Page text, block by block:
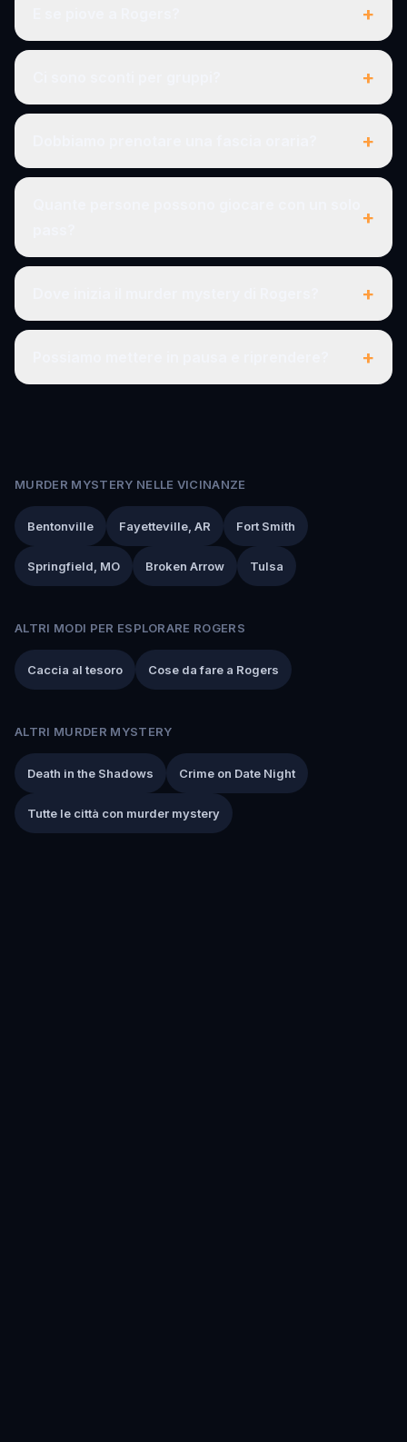
+
+
+
+
+
+
MURDER MYSTERY NELLE VICINANZE
Bentonville Fayetteville, AR Fort Smith
Springfield, MO Broken Arrow Tulsa
ALTRI MODI PER ESPLORARE ROGERS
Caccia al tesoro Cose da fare a Rogers
ALTRI MURDER MYSTERY
Death in the Shadows Crime on Date Night
Tutte le città con murder mystery